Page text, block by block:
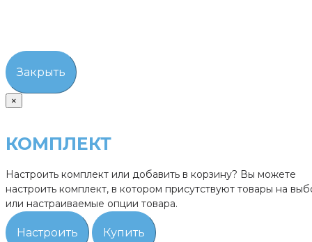
Закрыть
×
КОМПЛЕКТ
Настроить комплект или добавить в корзину? Вы можете
настроить комплект, в котором присутствуют товары на
или настраиваемые опции товара.
Настроить Купить